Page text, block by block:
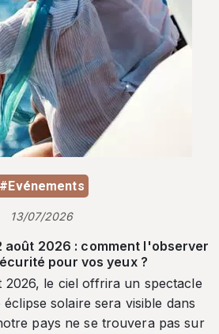
#Evénements
13/07/2026
août 2026 : comment l'observer
pour vos yeux ?
2026, le ciel offrira un spectacle
solaire sera visible dans
pays ne se trouvera pas sur